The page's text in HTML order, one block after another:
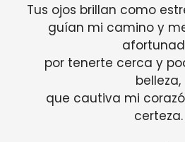
Tus ojos brillan como
guían mi camino y
por tenerte cerca y
belleza,
que cautiva mi
certeza.